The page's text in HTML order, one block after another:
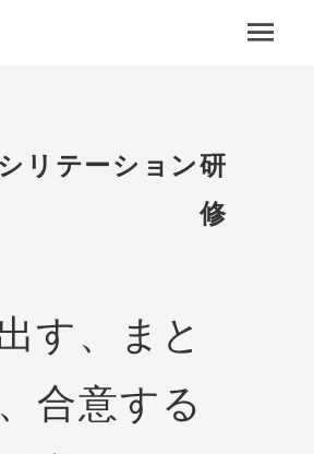
リテーション研
修
す、まと
合意する